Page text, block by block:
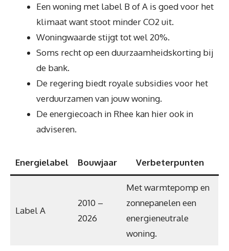
Een woning met label B of A is goed voor het
klimaat want stoot minder CO2 uit.
Woningwaarde stijgt tot wel 20%.
Soms recht op een duurzaamheidskorting bij
de bank.
De regering biedt royale subsidies voor het
verduurzamen van jouw woning.
De energiecoach in Rhee kan hier ook in
adviseren.
Energielabel Bouwjaar Verbeterpunten
Label A
2010 –
2026
Met warmtepomp en
zonnepanelen een
energieneutrale
woning.